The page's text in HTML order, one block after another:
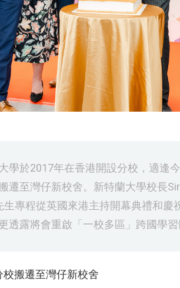
學於2017年在香港開設分校，適逢
遷至灣仔新校舍。新特蘭大學校長
生專程從英國來港主持開幕典禮和慶
透露將會重啟「一校多區」跨國學習
搬遷至灣仔新校舍